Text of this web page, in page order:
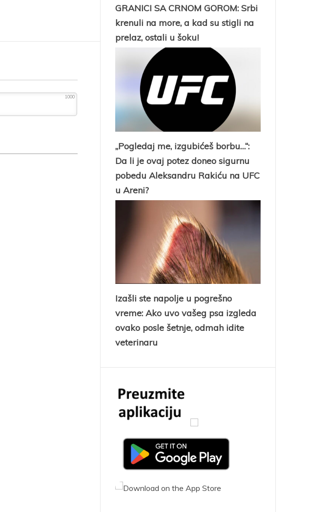
1000
GRANICI SA CRNOM GOROM: Srbi
krenuli na more, a kad su stigli na
prelaz, ostali u šoku!
„Pogledaj me, izgubićeš borbu…“:
Da li je ovaj potez doneo sigurnu
pobedu Aleksandru Rakiću na UFC
u Areni?
Izašli ste napolje u pogrešno
vreme: Ako uvo vašeg psa izgleda
ovako posle šetnje, odmah idite
veterinaru